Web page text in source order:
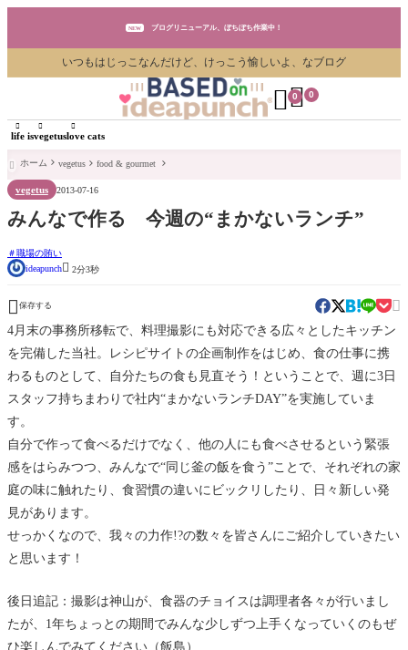
NEW ブログリニューアル、ぼちぼち作業中！
ブログリニューアル、ぼちぼち作業中！
ブログリニューアル、ぼちぼち作業中！
いつもはじっこなんだけど、けっこう愉しいよ、なブログ

life is

vegetus

love cats
 0
 0
 ホーム vegetus food & gourmet
vegetus 2013-07-16
みんなで作る 今週の“まかないランチ”
職場の賄い
ideapunch 2分3秒
 保存する 
4月末の事務所移転で、料理撮影にも対応できる広々としたキッチン
を完備した当社。レシピサイトの企画制作をはじめ、食の仕事に携
わるものとして、自分たちの食も見直そう！ということで、週に3日
スタッフ持ちまわりで社内“まかないランチDAY”を実施していま
す。
自分で作って食べるだけでなく、他の人にも食べさせるという緊張
感をはらみつつ、みんなで“同じ釜の飯を食う”ことで、それぞれの家
庭の味に触れたり、食習慣の違いにビックリしたり、日々新しい発
見があります。
せっかくなので、我々の力作!?の数々を皆さんにご紹介していきたい
と思います！
後日追記：撮影は神山が、食器のチョイスは調理者各々が行いまし
たが、1年ちょっとの期間でみんな少しずつ上手くなっていくのもぜ
ひ楽しんでみてください（飯島）